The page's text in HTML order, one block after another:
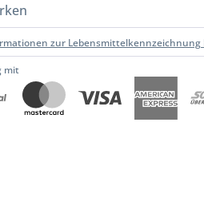
zur Lebensmittelkennzeichnung
mit